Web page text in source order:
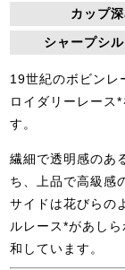
カップ
シャープシ
19世紀のボビンレ
ロイダリーレース
す。
繊細で透明感のあ
ち、上品で高級感
サイドは花びらの
ルレース*があし
和しています。